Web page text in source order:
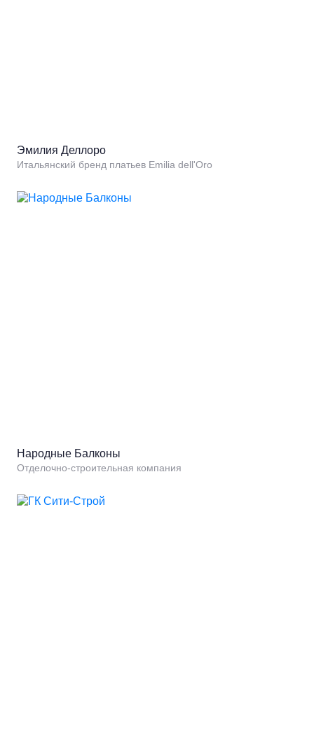
Эмилия Деллоро
Итальянский бренд платьев Emilia dell'Oro
Народные Балконы
Отделочно-строительная компания